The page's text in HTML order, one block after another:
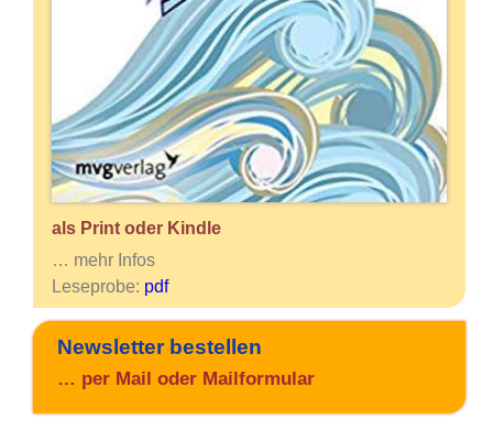
als Print oder Kindle
… mehr Infos
Leseprobe: pdf
Newsletter bestellen
… per Mail oder Mailformular